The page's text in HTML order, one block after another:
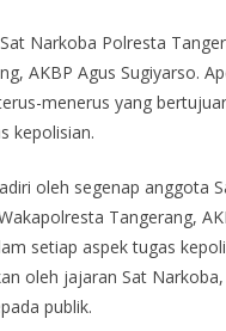
Narkoba Polresta
AKBP Agus Sugiyarso.
menerus yang
kepolisian.
oleh segenap anggota
Tangerang,
setiap aspek tugas
oleh jajaran Sat
publik.